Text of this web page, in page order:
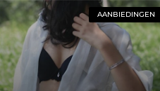
AANBIEDINGEN